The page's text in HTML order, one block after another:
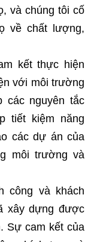
và chúng tôi cố
về chất lượng,
kết thực hiện
với môi trường
các nguyên tắc
tiết kiệm năng
các dự án của
môi trường và
công và khách
xây dựng được
Sự cam kết của